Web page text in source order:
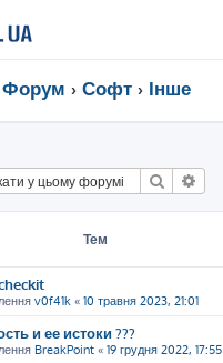
Форум Софт Інше
Пошук
Тем
v0f41k « 10 травня 2023, 21:01
и ее истоки ???
BreakPoint « 19 грудня 2022, 17:55